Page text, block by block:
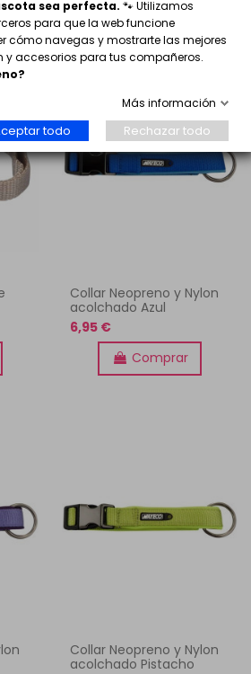
Collar Neopreno y Nylon
acolchado Azul
6,95 €
Comprar
Collar Neopreno y Nylon
acolchado Pistacho
sea perfecta. 🐾 Utilizamos
para que la web funcione
cómo navegas y mostrarte las mejores
y accesorios para tus compañeros.
Más información
todo Rechazar todo